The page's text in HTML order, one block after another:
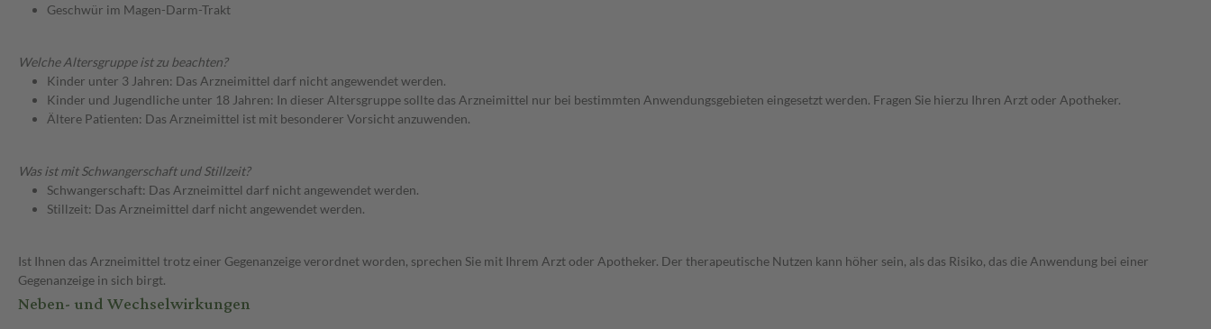
Geschwür im Magen-Darm-Trakt
Welche Altersgruppe ist zu beachten?
Kinder unter 3 Jahren: Das Arzneimittel darf nicht angewendet werden.
Kinder und Jugendliche unter 18 Jahren: In dieser Altersgruppe sollte das Arzneimittel nur bei bestimmten Anwendungsgebieten eingesetzt werden. Fragen Sie hierzu Ihren Arzt oder Apotheker.
Ältere Patienten: Das Arzneimittel ist mit besonderer Vorsicht anzuwenden.
Was ist mit Schwangerschaft und Stillzeit?
Schwangerschaft: Das Arzneimittel darf nicht angewendet werden.
Stillzeit: Das Arzneimittel darf nicht angewendet werden.
Ist Ihnen das Arzneimittel trotz einer Gegenanzeige verordnet worden, sprechen Sie mit Ihrem Arzt oder Apotheker. Der therapeutische Nutzen kann höher sein, als das Risiko, das die Anwendung bei einer
Gegenanzeige in sich birgt.
Neben- und Wechselwirkungen